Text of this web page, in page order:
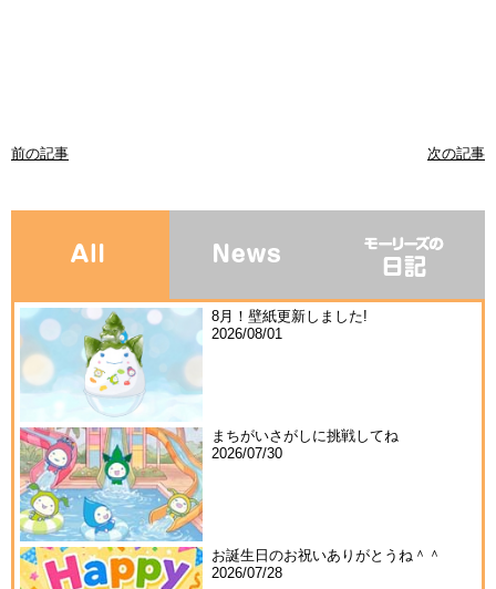
前の記事 次の記事
8月！壁紙更新しました!
2026/08/01
まちがいさがしに挑戦してね
2026/07/30
お誕生日のお祝いありがとうね＾＾
2026/07/28